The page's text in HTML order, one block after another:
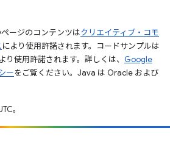
ージのコンテンツはクリエイティブ・コモ
により使用許諾されます。コードサンプルは
り使用許諾されます。詳しくは、 Google
ーをご覧ください。Java は Oracle および
。